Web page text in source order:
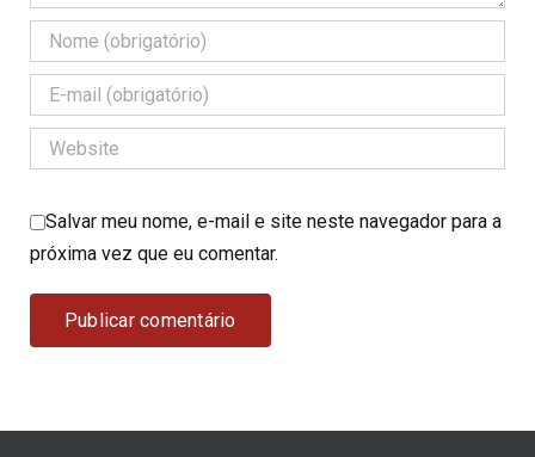
Salvar meu nome, e-mail e site neste navegador para a
próxima vez que eu comentar.